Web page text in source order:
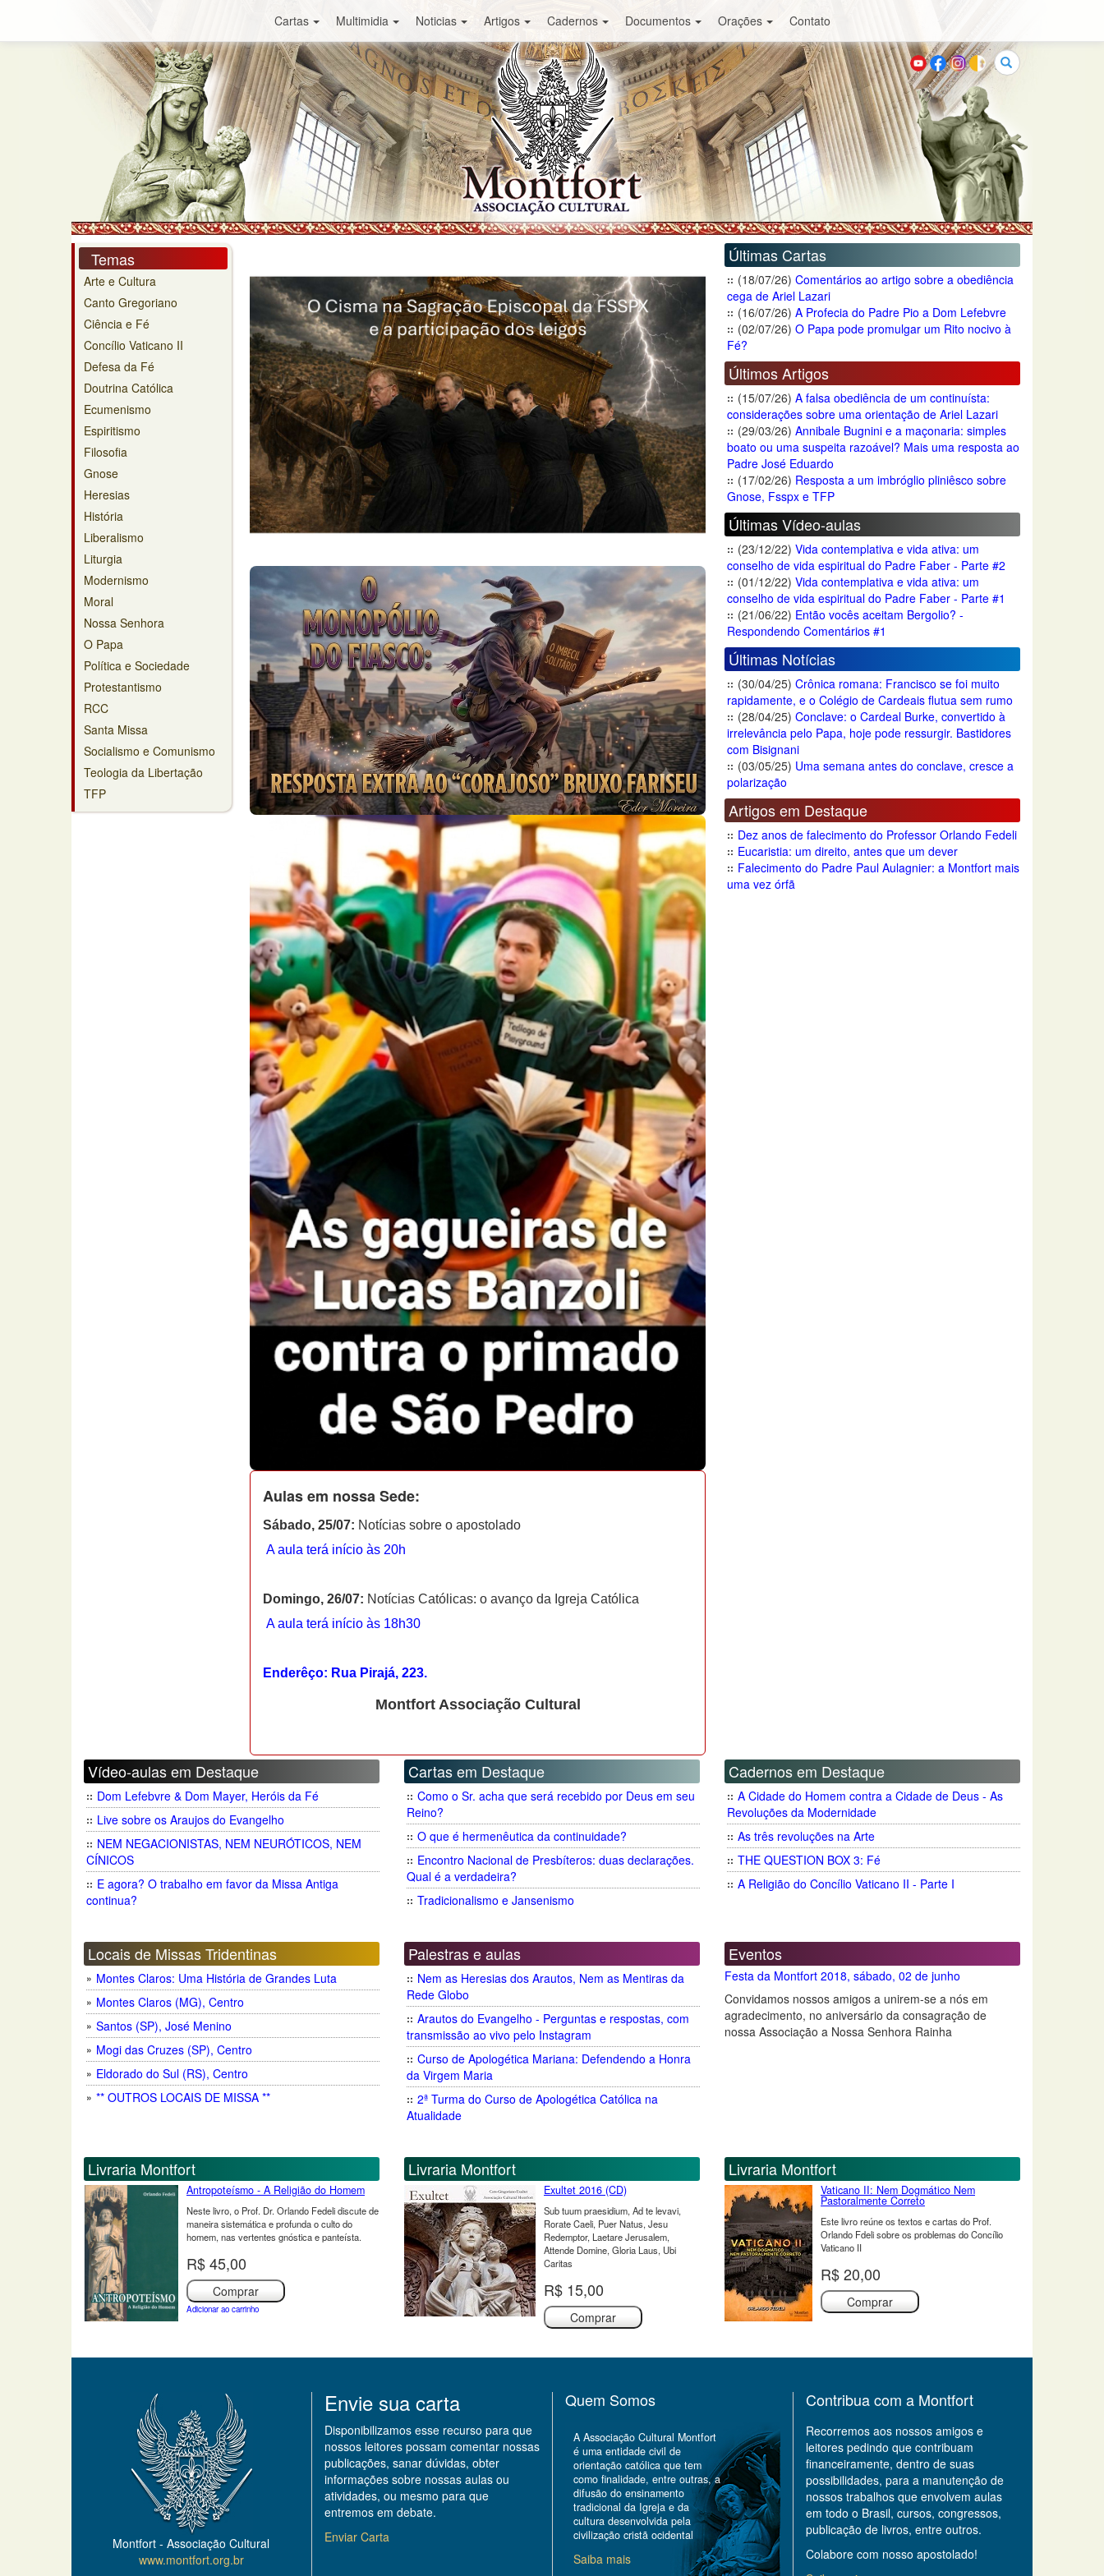
Cartas Multimidia Noticias Artigos Cadernos Documentos Orações Contato
Buscar
Temas
Arte e Cultura
Canto Gregoriano
Ciência e Fé
Concílio Vaticano II
Defesa da Fé
Doutrina Católica
Ecumenismo
Espiritismo
Filosofia
Gnose
Heresias
História
Liberalismo
Liturgia
Modernismo
Moral
Nossa Senhora
O Papa
Política e Sociedade
Protestantismo
RCC
Santa Missa
Socialismo e Comunismo
Teologia da Libertação
TFP
Aulas em nossa Sede:
Sábado, 25/07: Notícias sobre o apostolado
A aula terá início às 20h
Domingo, 26/07: Notícias Católicas: o avanço da Igreja Católica
A aula terá início às 18h30
Enderêço: Rua Pirajá, 223.
Montfort Associação Cultural
Últimas Cartas
(18/07/26) Comentários ao artigo sobre a obediência
cega de Ariel Lazari
(16/07/26) A Profecia do Padre Pio a Dom Lefebvre
(02/07/26) O Papa pode promulgar um Rito nocivo à
Fé?
Últimos Artigos
(15/07/26) A falsa obediência de um continuísta:
considerações sobre uma orientação de Ariel Lazari
(29/03/26) Annibale Bugnini e a maçonaria: simples
boato ou uma suspeita razoável? Mais uma resposta ao
Padre José Eduardo
(17/02/26) Resposta a um imbróglio pliniêsco sobre
Gnose, Fsspx e TFP
Últimas Vídeo-aulas
(23/12/22) Vida contemplativa e vida ativa: um
conselho de vida espiritual do Padre Faber - Parte #2
(01/12/22) Vida contemplativa e vida ativa: um
conselho de vida espiritual do Padre Faber - Parte #1
(21/06/22) Então vocês aceitam Bergolio? -
Respondendo Comentários #1
Últimas Notícias
(30/04/25) Crônica romana: Francisco se foi muito
rapidamente, e o Colégio de Cardeais flutua sem rumo
(28/04/25) Conclave: o Cardeal Burke, convertido à
irrelevância pelo Papa, hoje pode ressurgir. Bastidores
com Bisignani
(03/05/25) Uma semana antes do conclave, cresce a
polarização
Artigos em Destaque
Dez anos de falecimento do Professor Orlando Fedeli
Eucaristia: um direito, antes que um dever
Falecimento do Padre Paul Aulagnier: a Montfort mais
uma vez órfã
Vídeo-aulas em Destaque
Dom Lefebvre & Dom Mayer, Heróis da Fé
Live sobre os Araujos do Evangelho
NEM NEGACIONISTAS, NEM NEURÓTICOS, NEM
CÍNICOS
E agora? O trabalho em favor da Missa Antiga
continua?
Cartas em Destaque
Como o Sr. acha que será recebido por Deus em seu
Reino?
O que é hermenêutica da continuidade?
Encontro Nacional de Presbíteros: duas declarações.
Qual é a verdadeira?
Tradicionalismo e Jansenismo
Cadernos em Destaque
A Cidade do Homem contra a Cidade de Deus - As
Revoluções da Modernidade
As três revoluções na Arte
THE QUESTION BOX 3: Fé
A Religião do Concílio Vaticano II - Parte I
Locais de Missas Tridentinas
Montes Claros: Uma História de Grandes Luta
Montes Claros (MG), Centro
Santos (SP), José Menino
Mogi das Cruzes (SP), Centro
Eldorado do Sul (RS), Centro
** OUTROS LOCAIS DE MISSA **
Palestras e aulas
Nem as Heresias dos Arautos, Nem as Mentiras da
Rede Globo
Arautos do Evangelho - Perguntas e respostas, com
transmissão ao vivo pelo Instagram
Curso de Apologética Mariana: Defendendo a Honra
da Virgem Maria
2ª Turma do Curso de Apologética Católica na
Atualidade
Eventos
Festa da Montfort 2018, sábado, 02 de junho
Convidamos nossos amigos a unirem-se a nós em
agradecimento, no aniversário da consagração de
nossa Associação a Nossa Senhora Rainha
Livraria Montfort
Antropoteísmo - A Religião do Homem
Neste livro, o Prof. Dr. Orlando Fedeli discute de
maneira sistemática e profunda o culto do
homem, nas vertentes gnóstica e panteísta.
R$ 45,00
Comprar
Adicionar ao carrinho
Livraria Montfort
Exultet 2016 (CD)
Sub tuum praesidium, Ad te levavi,
Rorate Caeli, Puer Natus, Jesu
Redemptor, Laetare Jerusalem,
Attende Domine, Gloria Laus, Ubi
Caritas
R$ 15,00
Comprar
Livraria Montfort
Vaticano II: Nem Dogmático Nem
Pastoralmente Correto
Este livro reúne os textos e cartas do Prof.
Orlando Fdeli sobre os problemas do Concílio
Vaticano II
R$ 20,00
Comprar
Montfort - Associação Cultural
www.montfort.org.br
Envie sua carta
Disponibilizamos esse recurso para que
nossos leitores possam comentar nossas
publicações, sanar dúvidas, obter
informações sobre nossas aulas ou
atividades, ou mesmo para que
entremos em debate.
Enviar Carta
Quem Somos
A Associação Cultural Montfort
é uma entidade civil de
orientação católica que tem
como finalidade, entre outras, a
difusão do ensinamento
tradicional da Igreja e da
cultura desenvolvida pela
civilização cristã ocidental
Saiba mais
Contribua com a Montfort
Recorremos aos nossos amigos e
leitores pedindo que contribuam
financeiramente, dentro de suas
possibilidades, para a manutenção de
nossos trabalhos que envolvem aulas
em todo o Brasil, cursos, congressos,
publicação de livros, entre outros.
Colabore com nosso apostolado!